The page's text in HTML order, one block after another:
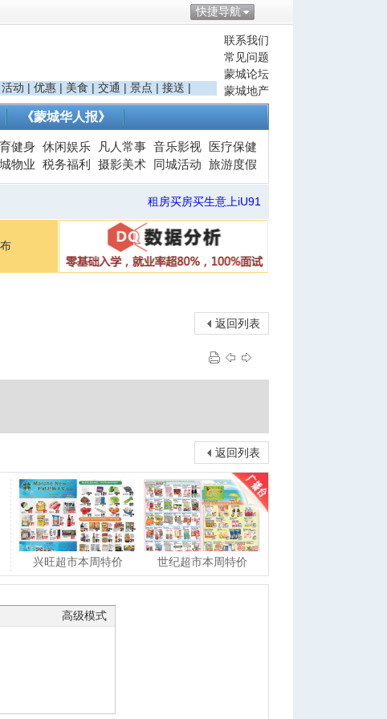
快捷导航
联系我们
常见问题
蒙城论坛
蒙城地产
活动 | 优惠 | 美食 | 交通 | 景点 | 接送 |
《蒙城华人报》
健身 休闲娱乐 凡人常事 音乐影视
医疗保健
物业 税务福利 摄影美术 同城活动 旅游度假
租房买房买生意上iU91
返回列表
返回列表
兴旺超市本周特价 世纪超市本周特价
高级模式